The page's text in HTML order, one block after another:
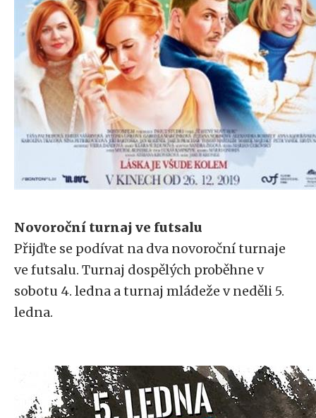
Novoroční turnaj ve futsalu
Přijďte se podívat na dva novoroční turnaje
ve futsalu. Turnaj dospělých proběhne v
sobotu 4. ledna a turnaj mládeže v neděli 5.
ledna.